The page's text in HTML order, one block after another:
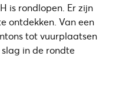
is rondlopen. Er zijn
ontdekken. Van een
tot vuurplaatsen
in de rondte